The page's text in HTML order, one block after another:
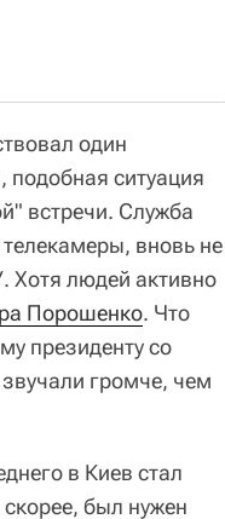
один
ситуация
встречи. Служба
вновь не
Хотя людей активно
Порошенко. Что
президенту со
громче, чем
в Киев стал
был нужен